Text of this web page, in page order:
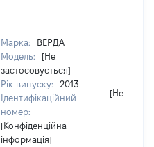
Марка:
ВЕРДА
Модель:
[Не
застосовується]
Рік випуску:
2013
Ідентифікаційний
номер:
[Конфіденційна
інформація]
[Не